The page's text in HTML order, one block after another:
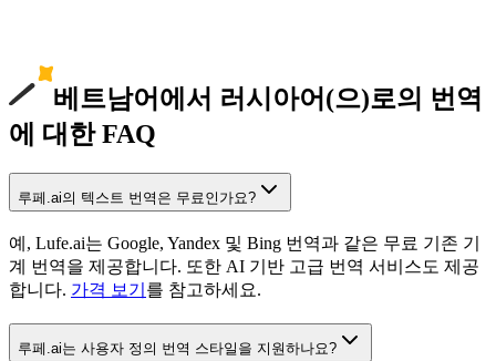
베트남어에서 러시아어(으)로의 번역
에 대한 FAQ
루페.ai의 텍스트 번역은 무료인가요?
예, Lufe.ai는 Google, Yandex 및 Bing 번역과 같은 무료 기존 기
계 번역을 제공합니다. 또한 AI 기반 고급 번역 서비스도 제공
합니다. 가격 보기 를 참고하세요.
루페.ai는 사용자 정의 번역 스타일을 지원하나요?